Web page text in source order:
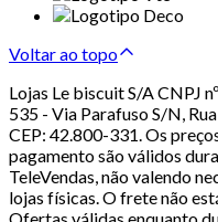
Voltar ao topo
Lojas Le biscuit S/A CNPJ
535 - Via Parafuso S/N,
CEP: 42.800-331. Os
pagamento são válidos
TeleVendas, não valendo
lojas físicas. O frete não